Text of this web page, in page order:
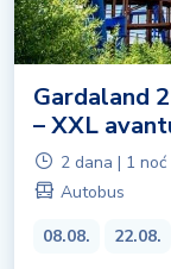
Gardaland
– XXL
2 dana | 1 noć
Autobus
08.08.
22.08.